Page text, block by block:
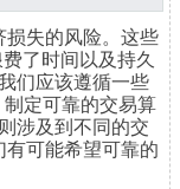
损失的风险。这些
了时间以及持久
们应该遵循一些
定可靠的交易算
涉及到不同的交
有可能希望可靠的